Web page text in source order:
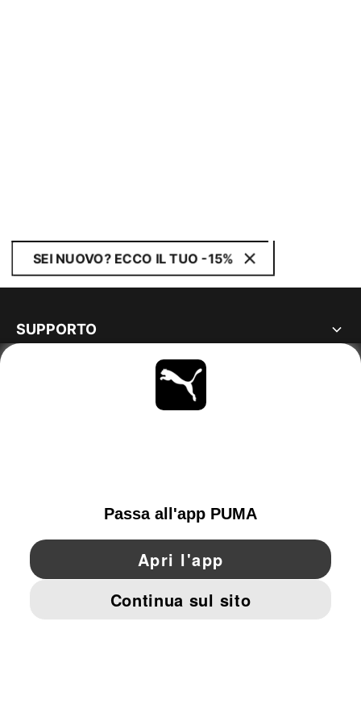
SEI NUOVO? ECCO IL TUO -15%
SUPPORTO
MAGGIORI INFORMAZIONI
OTTIENI TUTTI GLI AGGIORNAMENTI
YouTube Pinterest
DATI AZIENDALI E LEGALI